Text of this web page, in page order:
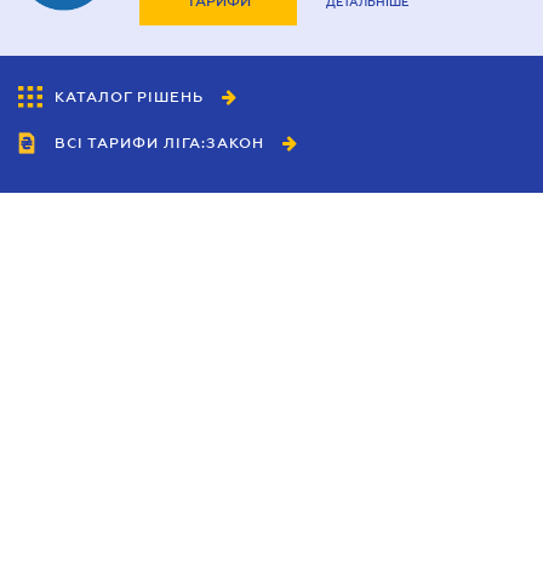
КАТАЛОГ РІШЕНЬ
ВСІ ТАРИФИ ЛІГА:ЗАКОН